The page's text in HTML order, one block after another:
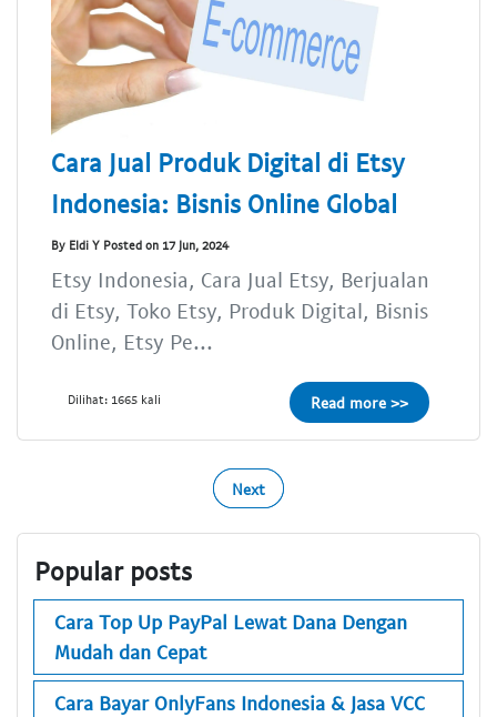
Cara Jual Produk Digital di Etsy
Indonesia: Bisnis Online Global
By Eldi Y Posted on 17 Jun, 2024
Etsy Indonesia, Cara Jual Etsy, Berjualan
di Etsy, Toko Etsy, Produk Digital, Bisnis
Online, Etsy Pe...
Dilihat: 1665 kali Read more >>
Next
Popular posts
Cara Top Up PayPal Lewat Dana Dengan
Mudah dan Cepat
Cara Bayar OnlyFans Indonesia & Jasa VCC